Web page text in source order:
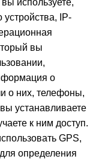
используете,
IP-
вы
о
о них, телефоны,
устанавливаете
к ним доступ.
GPS,
определения